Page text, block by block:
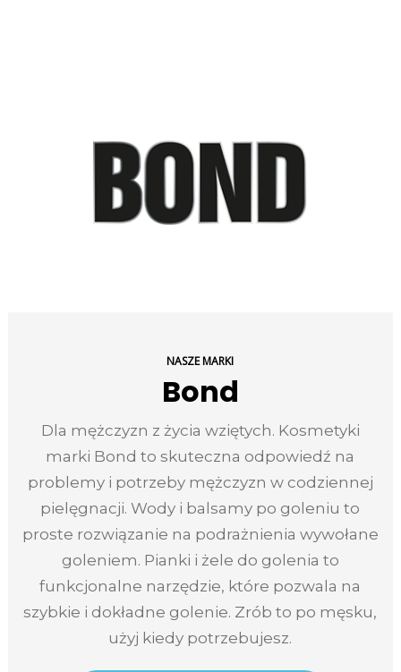
NASZE MARKI
Bond
Dla mężczyzn z życia wziętych. Kosmetyki
marki Bond to skuteczna odpowiedź na
problemy i potrzeby mężczyzn w codziennej
pielęgnacji. Wody i balsamy po goleniu to
proste rozwiązanie na podrażnienia wywołane
goleniem. Pianki i żele do golenia to
funkcjonalne narzędzie, które pozwala na
szybkie i dokładne golenie. Zrób to po męsku,
użyj kiedy potrzebujesz.